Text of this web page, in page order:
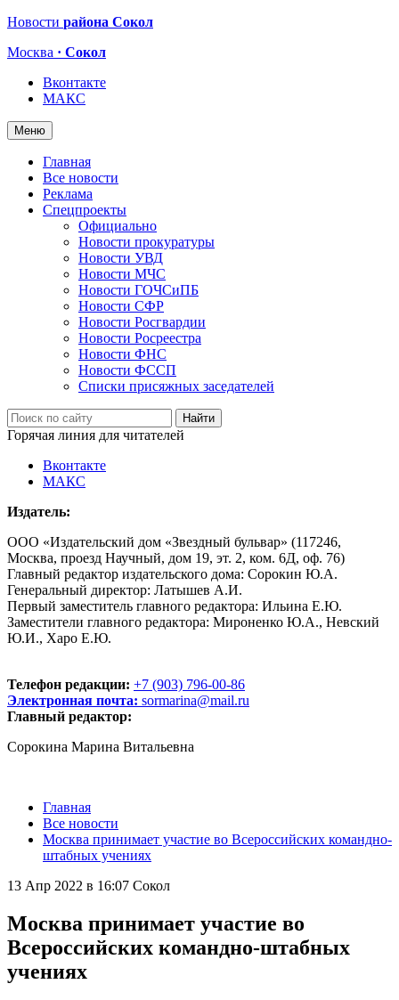
Новости района Сокол
Москва · Сокол
Вконтакте
МАКС
Меню
Главная
Все новости
Реклама
Спецпроекты
Официально
Новости прокуратуры
Новости УВД
Новости МЧС
Новости ГОЧСиПБ
Новости СФР
Новости Росгвардии
Новости Росреестра
Новости ФНС
Новости ФССП
Списки присяжных заседателей
Горячая линия для читателей
Вконтакте
МАКС
Издатель:
ООО «Издательский дом «Звездный бульвар» (117246,
Москва, проезд Научный, дом 19, эт. 2, ком. 6Д, оф. 76)
Главный редактор издательского дома: Сорокин Ю.А.
Генеральный директор: Латышев А.И.
Первый заместитель главного редактора: Ильина Е.Ю.
Заместители главного редактора: Мироненко Ю.А., Невский
Ю.И., Харо Е.Ю.
Телефон редакции: +7 (903) 796-00-86
Электронная почта: sormarina@mail.ru
Главный редактор:
Сорокина Марина Витальевна
Главная
Все новости
Москва принимает участие во Всероссийских командно-
штабных учениях
13 Апр 2022 в 16:07 Сокол
Москва принимает участие во
Всероссийских командно-штабных
учениях